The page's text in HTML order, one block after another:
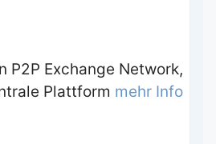
P2P Exchange Network,
Plattform mehr Info